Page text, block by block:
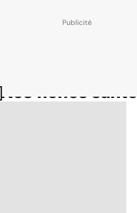
Nos fiches santé